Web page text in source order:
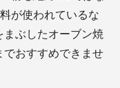
が使われているな
まぶしたオーブン焼
でおすすめできませ